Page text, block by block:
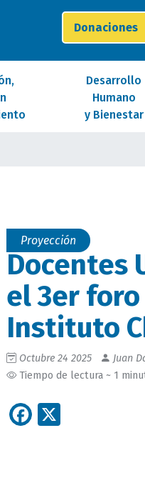
Donaciones
Desarrollo
Humano
y Bienestar
Proyección
Docentes
el 3er
Instituto
Octubre 24 2025
Juan
Tiempo de lectura ~ 1
Facebook